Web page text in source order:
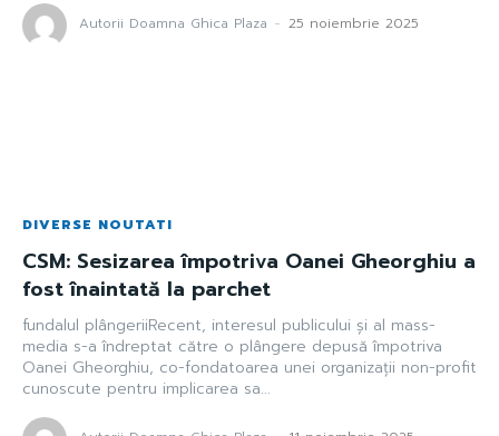
Autorii Doamna Ghica Plaza - 25 noiembrie 2025
DIVERSE NOUTATI
CSM: Sesizarea împotriva Oanei Gheorghiu a
fost înaintată la parchet
fundalul plângeriiRecent, interesul publicului și al mass-
media s-a îndreptat către o plângere depusă împotriva
Oanei Gheorghiu, co-fondatoarea unei organizații non-profit
cunoscute pentru implicarea sa...